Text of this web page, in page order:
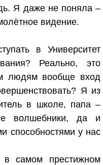
Я даже не поняла –
видение.
в Университет
Реально, это
людям вообще вход
Я из
в школе, папа –
волшебники, да и
способностями у нас
самом престижном